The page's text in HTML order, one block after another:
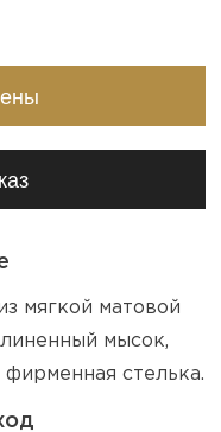
мягкой матовой
мысок,
стелька.